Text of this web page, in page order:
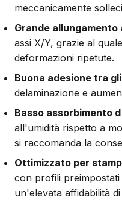
meccanicamente
Grande
assi X/Y, grazie al
deformazioni ripetute.
Buona adesione tra
delaminazione e
Basso assorbimento
all'umidità rispetto a
si raccomanda la
Ottimizzato per
con profili
un'elevata affidabilità